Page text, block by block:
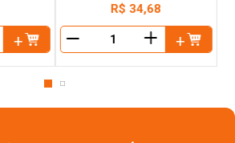
R$ 34,68
＋